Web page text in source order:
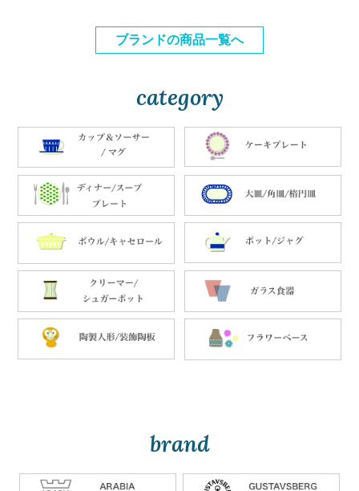
ブランドの商品一覧へ
category
brand